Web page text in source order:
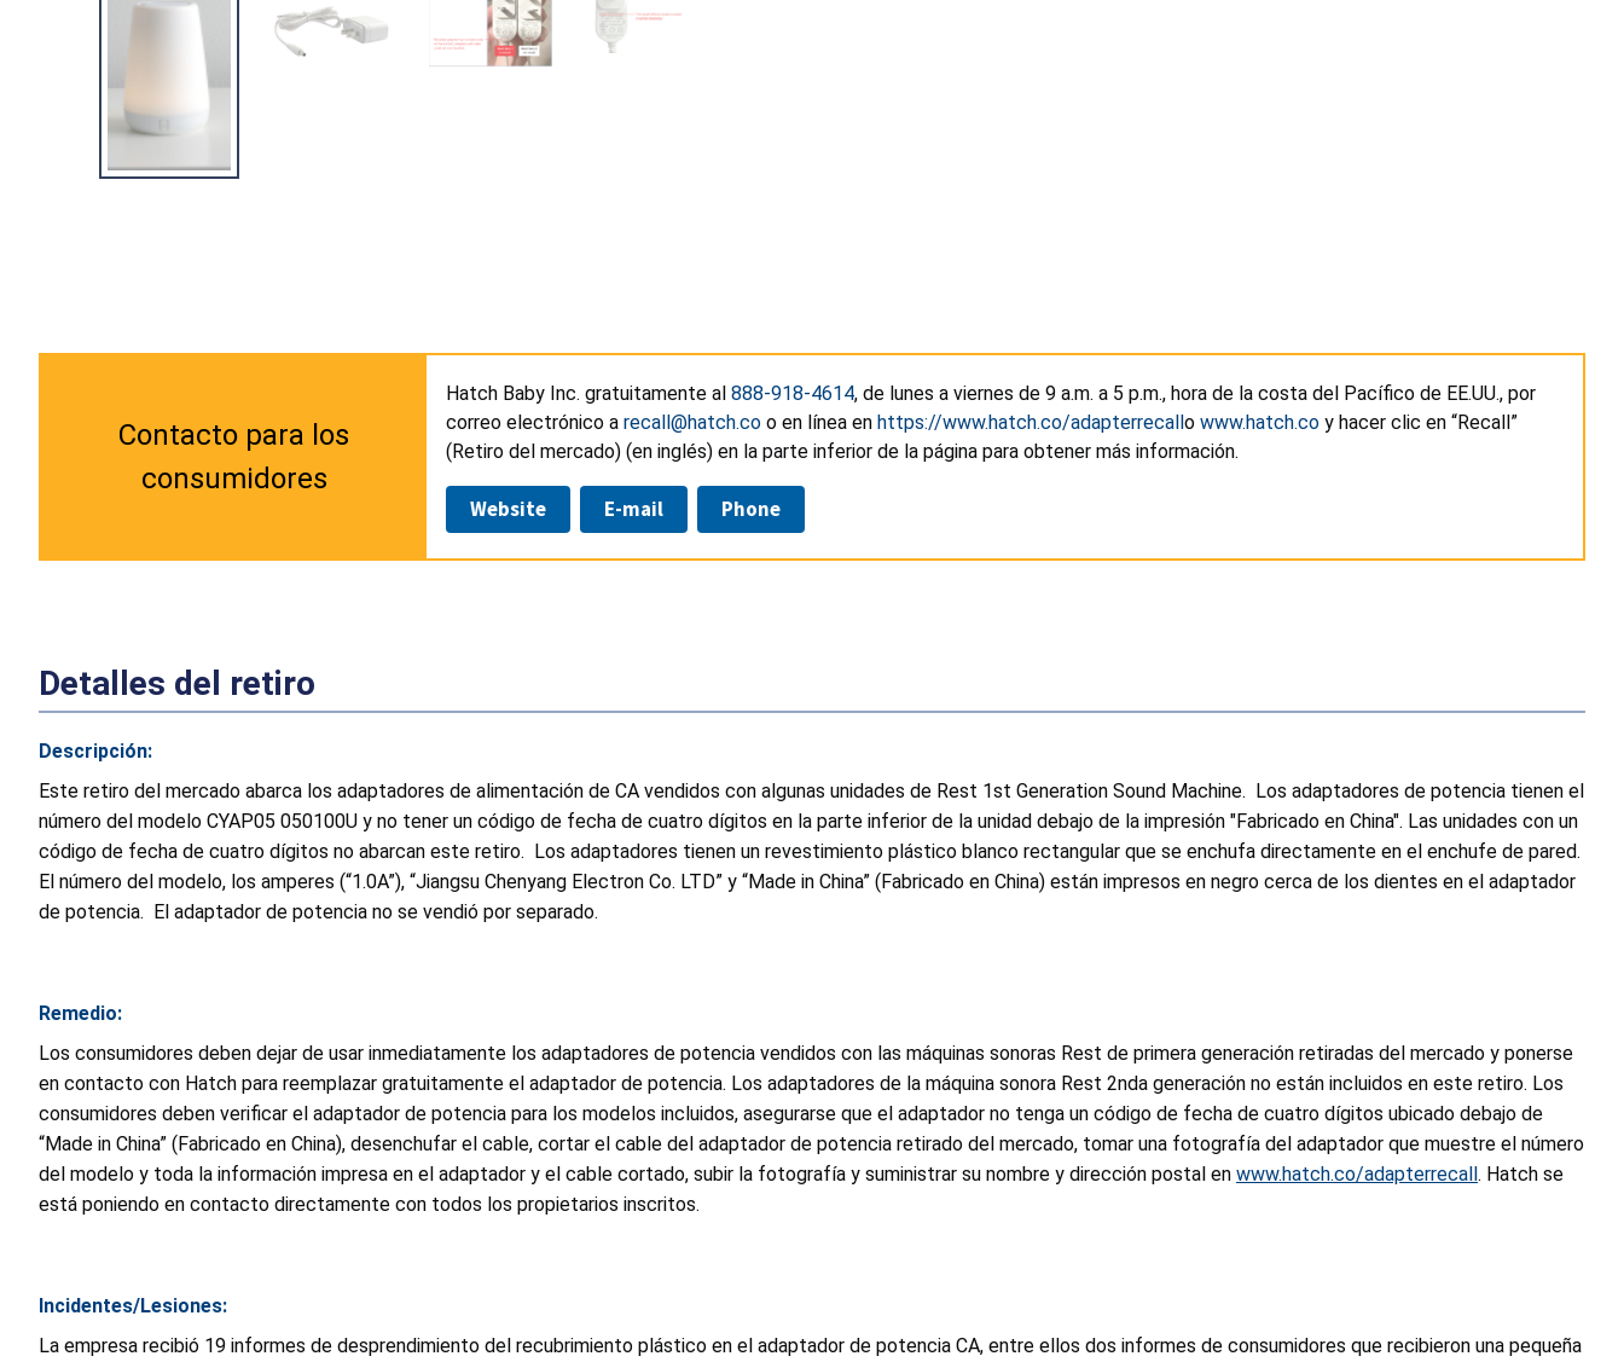
Contacto para los
consumidores
Hatch Baby Inc. gratuitamente al 888-918-4614, de lunes a viernes de 9 a.m. a 5 p.m., hora de la costa del Pacífico de EE.UU., por
correo electrónico a recall@hatch.co o en línea en https://www.hatch.co/adapterrecallo www.hatch.co y hacer clic en “Recall”
(Retiro del mercado) (en inglés) en la parte inferior de la página para obtener más información.
Website E-mail Phone
Detalles del retiro
Descripción:
Este retiro del mercado abarca los adaptadores de alimentación de CA vendidos con algunas unidades de Rest 1st Generation Sound Machine. Los adaptadores de potencia tienen el
número del modelo CYAP05 050100U y no tener un código de fecha de cuatro dígitos en la parte inferior de la unidad debajo de la impresión "Fabricado en China". Las unidades con un
código de fecha de cuatro dígitos no abarcan este retiro. Los adaptadores tienen un revestimiento plástico blanco rectangular que se enchufa directamente en el enchufe de pared.
El número del modelo, los amperes (“1.0A”), “Jiangsu Chenyang Electron Co. LTD” y “Made in China” (Fabricado en China) están impresos en negro cerca de los dientes en el adaptador
de potencia. El adaptador de potencia no se vendió por separado.
Remedio:
Los consumidores deben dejar de usar inmediatamente los adaptadores de potencia vendidos con las máquinas sonoras Rest de primera generación retiradas del mercado y ponerse
en contacto con Hatch para reemplazar gratuitamente el adaptador de potencia. Los adaptadores de la máquina sonora Rest 2nda generación no están incluidos en este retiro. Los
consumidores deben verificar el adaptador de potencia para los modelos incluidos, asegurarse que el adaptador no tenga un código de fecha de cuatro dígitos ubicado debajo de
“Made in China” (Fabricado en China), desenchufar el cable, cortar el cable del adaptador de potencia retirado del mercado, tomar una fotografía del adaptador que muestre el número
del modelo y toda la información impresa en el adaptador y el cable cortado, subir la fotografía y suministrar su nombre y dirección postal en www.hatch.co/adapterrecall. Hatch se
está poniendo en contacto directamente con todos los propietarios inscritos.
Incidentes/Lesiones:
La empresa recibió 19 informes de desprendimiento del recubrimiento plástico en el adaptador de potencia CA, entre ellos dos informes de consumidores que recibieron una pequeña